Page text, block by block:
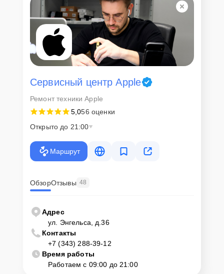
Сервисный центр Apple
Ремонт техники Apple
5,056 оценки
Открыто до 21:00
Маршрут
ОбзорОтзывы 48
Адрес
ул. Энгельса, д.36
Контакты
+7 (343) 288-39-12
Время работы
Работаем с 09:00 до 21:00